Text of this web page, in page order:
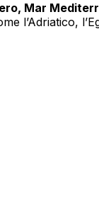
Mar
l’Adriatico,